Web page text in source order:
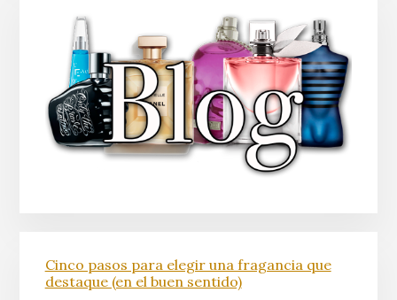
Cinco pasos para elegir una fragancia que
destaque (en el buen sentido)